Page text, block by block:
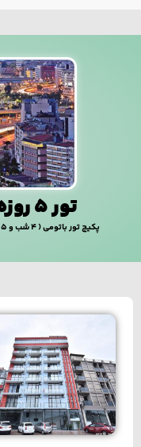
تور 5 روزه باتومی ویژه نوروز
پکیج تور باتومی ( 4 شب و 5 روز ) پرواز آسمان، وارش، ایرتور (ویژه نوروز 1404)